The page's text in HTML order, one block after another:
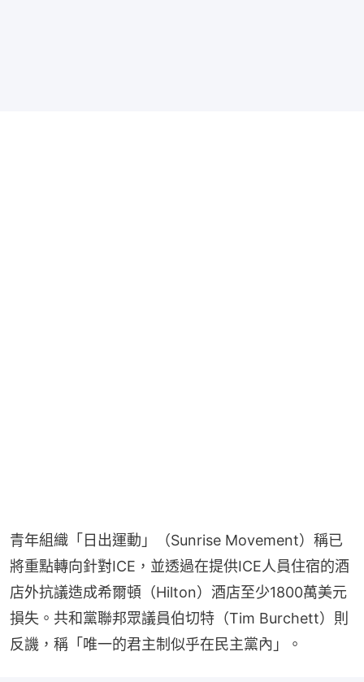
青年組織「日出運動」（Sunrise Movement）稱已
將重點轉向針對ICE，並透過在提供ICE人員住宿的酒
店外抗議造成希爾頓（Hilton）酒店至少1800萬美元
損失。共和黨聯邦眾議員伯切特（Tim Burchett）則
反譏，稱「唯一的君主制似乎在民主黨內」。